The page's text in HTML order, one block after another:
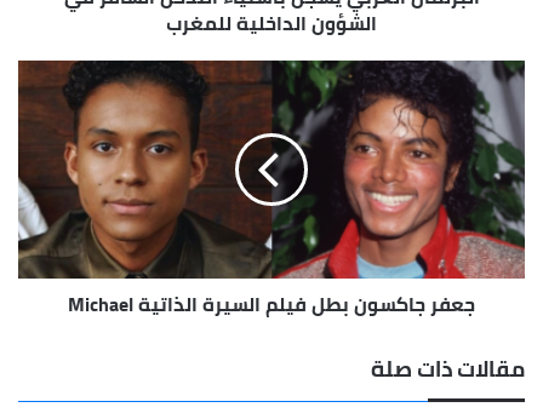
الشؤون الداخلية للمغرب
جعفر
جاكسون
بطل
فيلم
السيرة
الذاتية
Michael
جعفر جاكسون بطل فيلم السيرة الذاتية Michael
مقالات ذات صلة